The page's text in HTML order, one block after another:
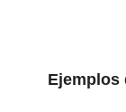
Ejemplos